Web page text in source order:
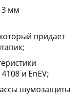
3 мм
придает
и EnEV;
шумозащиты